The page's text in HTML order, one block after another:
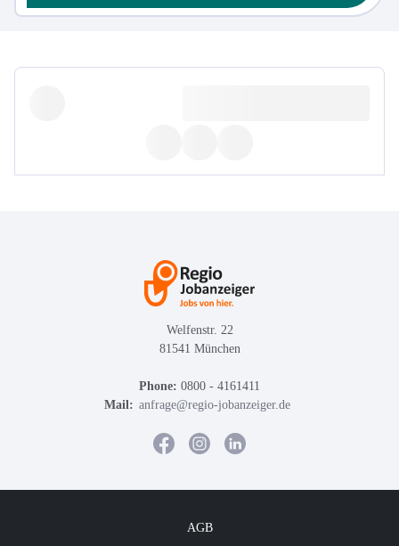
Welfenstr. 22
81541 München
Phone: 0800 - 4161411
Mail: anfrage@regio-jobanzeiger.de
AGB